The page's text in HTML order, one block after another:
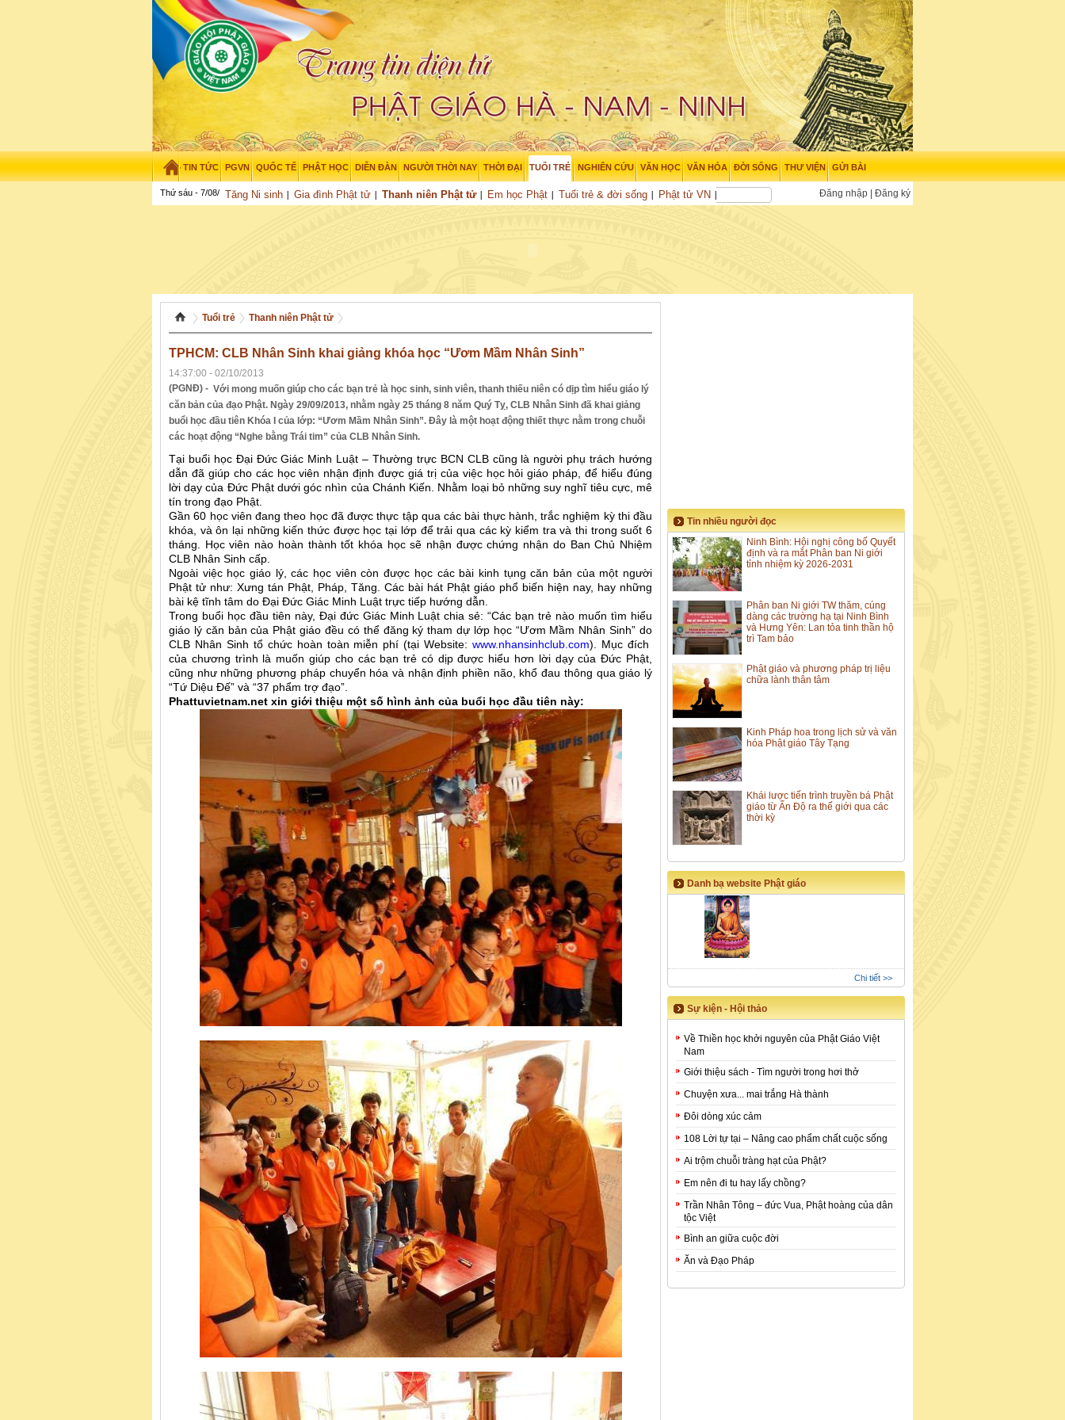
TIN TỨC PGVN QUỐC TẾ PHẬT HỌC DIỄN ĐÀN NGƯỜI THỜI NAY THỜI ĐẠI TUỔI TRẺ
Tăng Ni sinh Gia đình Phật tử Thanh niên Phật tử Em học Phật Tuổi trẻ & đời sống Phật tử VN
NGHIÊN CỨU VĂN HỌC VĂN HÓA ĐỜI SỐNG THƯ VIỆN GỬI BÀI
Thứ sáu - 7/08/2026 – 03 :50 : 49 Đăng nhập Đăng ký
Tuổi trẻ Thanh niên Phật tử
TPHCM: CLB Nhân Sinh khai giảng khóa học “Ươm Mầm Nhân Sinh”
14:37:00 - 02/10/2013
(PGNĐ) - Với mong muốn giúp cho các bạn trẻ là học sinh, sinh viên, thanh thiếu niên có dịp tìm hiểu giáo lý
căn bản của đạo Phật. Ngày 29/09/2013, nhằm ngày 25 tháng 8 năm Quý Tỵ, CLB Nhân Sinh đã khai giảng
buổi học đầu tiên Khóa I của lớp: “Ươm Mầm Nhân Sinh”. Đây là một hoạt động thiết thực nằm trong chuỗi
các hoạt động “Nghe bằng Trái tim” của CLB Nhân Sinh.
Tại buổi học Đại Đức Giác Minh Luật – Thường trực BCN CLB cũng là người phụ trách hướng
dẫn đã giúp cho các học viên nhận định được giá trị của việc học hỏi giáo pháp, để hiểu đúng
lời dạy của Đức Phật dưới góc nhìn của Chánh Kiến. Nhằm loại bỏ những suy nghĩ tiêu cực, mê
tín trong đạo Phật.
Gần 60 học viên đang theo học đã được thực tập qua các bài thực hành, trắc nghiệm kỳ thi đầu
khóa, và ôn lại những kiến thức được học tại lớp để trải qua các kỳ kiểm tra và thi trong suốt 6
tháng. Học viên nào hoàn thành tốt khóa học sẽ nhận được chứng nhận do Ban Chủ Nhiệm
CLB Nhân Sinh cấp.
Ngoài việc học giáo lý, các học viên còn được học các bài kinh tụng căn bản của một người
Phật tử như: Xưng tán Phật, Pháp, Tăng. Các bài hát Phật giáo phổ biến hiện nay, hay những
bài kệ tĩnh tâm do Đại Đức Giác Minh Luật trực tiếp hướng dẫn.
Trong buổi học đầu tiên này, Đại đức Giác Minh Luật chia sẻ: “Các bạn trẻ nào muốn tìm hiểu
giáo lý căn bản của Phật giáo đều có thể đăng ký tham dự lớp học “Ươm Mầm Nhân Sinh” do
CLB Nhân Sinh tổ chức hoàn toàn miễn phí (tại Website:www.nhansinhclub.com). Mục đích
của chương trình là muốn giúp cho các bạn trẻ có dịp được hiểu hơn lời dạy của Đức Phật,
cũng như những phương pháp chuyển hóa và nhận định phiền não, khổ đau thông qua giáo lý
“Tứ Diệu Đế” và “37 phẩm trợ đạo”.
Phattuvietnam.net xin giới thiệu một số hình ảnh của buổi học đầu tiên này:
Tin nhiều người đọc
Ninh Bình: Hội nghị công bố Quyết
định và ra mắt Phân ban Ni giới
tỉnh nhiệm kỳ 2026-2031
Phân ban Ni giới TW thăm, cúng
dàng các trường hạ tại Ninh Bình
và Hưng Yên: Lan tỏa tinh thần hộ
trì Tam bảo
Phật giáo và phương pháp trị liệu
chữa lành thân tâm
Kinh Pháp hoa trong lịch sử và văn
hóa Phật giáo Tây Tạng
Khái lược tiến trình truyền bá Phật
giáo từ Ấn Độ ra thế giới qua các
thời kỳ
Danh bạ website Phật giáo
Chi tiết >>
Sự kiện - Hội thảo
Về Thiền học khởi nguyên của Phật Giáo Việt
Nam
Giới thiệu sách - Tìm người trong hơi thở
Chuyện xưa... mai trắng Hà thành
Đôi dòng xúc cảm
108 Lời tự tại – Nâng cao phẩm chất cuộc sống
Ai trộm chuỗi tràng hạt của Phật?
Em nên đi tu hay lấy chồng?
Trần Nhân Tông – đức Vua, Phật hoàng của dân
tộc Việt
Bình an giữa cuộc đời
Ăn và Đạo Pháp